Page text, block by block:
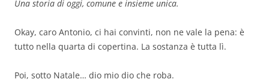
Una storia di oggi, comune e insieme unica.
Okay, caro Antonio, ci hai convinti, non ne vale la pena: è
tutto nella quarta di copertina. La sostanza è tutta lì.
Poi, sotto Natale… dio mio dio che roba.